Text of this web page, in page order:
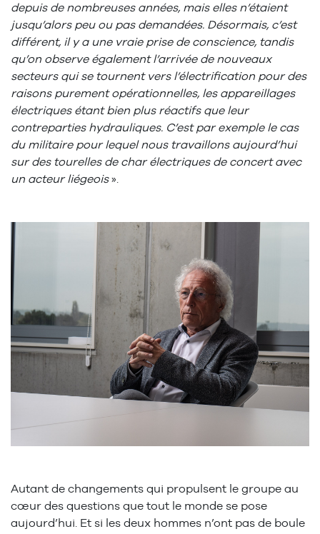
depuis de nombreuses années, mais elles n’étaient
jusqu’alors peu ou pas demandées. Désormais, c’est
différent, il y a une vraie prise de conscience, tandis
qu’on observe également l’arrivée de nouveaux
secteurs qui se tournent vers l’électrification pour des
raisons purement opérationnelles, les appareillages
électriques étant bien plus réactifs que leur
contreparties hydrauliques. C’est par exemple le cas
du militaire pour lequel nous travaillons aujourd’hui
sur des tourelles de char électriques de concert avec
un acteur liégeois».
Autant de changements qui propulsent le groupe au
cœur des questions que tout le monde se pose
aujourd’hui. Et si les deux hommes n’ont pas de boule